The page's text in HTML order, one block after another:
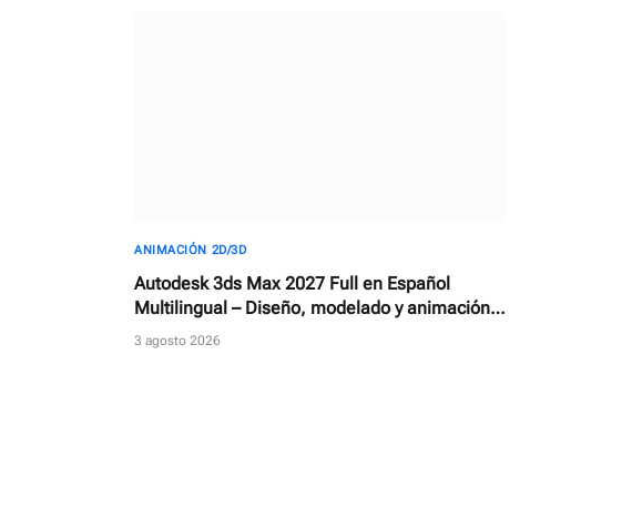
ANIMACIÓN 2D/3D
Autodesk 3ds Max 2027 Full en Español
Multilingual – Diseño, modelado y animación
3D
3 agosto 2026